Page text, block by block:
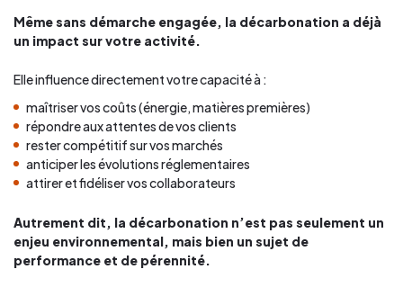
Même sans démarche engagée, la décarbonation a déjà
un impact sur votre activité.
Elle influence directement votre capacité à :
maîtriser vos coûts (énergie, matières premières)
répondre aux attentes de vos clients
rester compétitif sur vos marchés
anticiper les évolutions réglementaires
attirer et fidéliser vos collaborateurs
Autrement dit, la décarbonation n’est pas seulement un
enjeu environnemental, mais bien un sujet de
performance et de pérennité.